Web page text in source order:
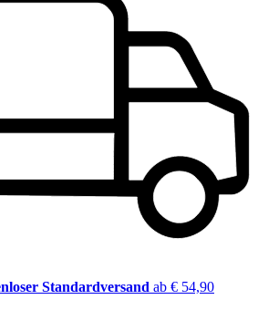
Standardversand ab € 54,90